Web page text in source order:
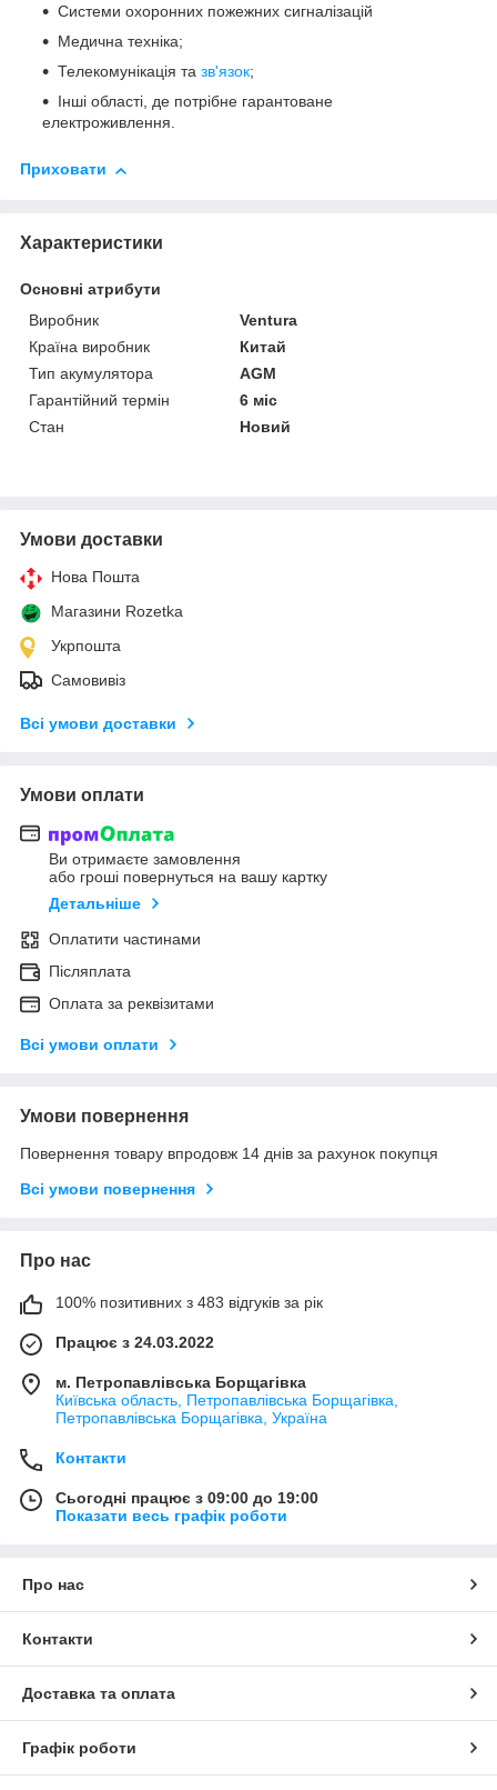
Системи охоронних пожежних сигналізацій
Медична техніка;
Телекомунікація та зв'язок;
Інші області, де потрібне гарантоване
електроживлення.
Приховати
Характеристики
Основні атрибути
Виробник
Ventura
Країна виробник
Китай
Тип акумулятора
AGM
Гарантійний термін
6 міс
Стан
Новий
Умови доставки
Нова Пошта
Магазини Rozetka
Укрпошта
Самовивіз
Всі умови доставки
Умови оплати
Ви отримаєте замовлення
або гроші повернуться на вашу картку
Детальніше
Оплатити частинами
Післяплата
Оплата за реквізитами
Всі умови оплати
Умови повернення
Повернення товару впродовж 14 днів за рахунок покупця
Всі умови повернення
Про нас
100% позитивних з 483 відгуків за рік
Працює з 24.03.2022
м. Петропавлівська Борщагівка
Київська область, Петропавлівська Борщагівка,
Петропавлівська Борщагівка, Україна
Контакти
Сьогодні працює з 09:00 до 19:00
Показати весь графік роботи
Про нас
Контакти
Доставка та оплата
Графік роботи